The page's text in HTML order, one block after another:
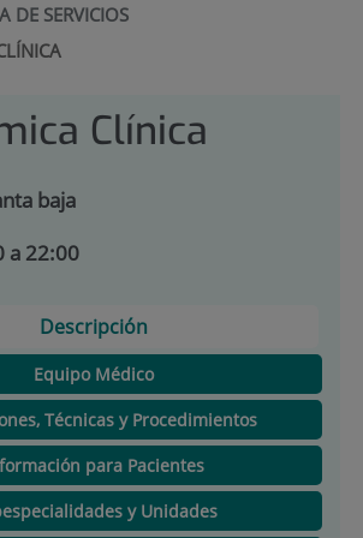
DE SERVICIOS
Clínica
baja
a 22:00
Descripción
Equipo Médico
Técnicas y Procedimientos
para Pacientes
y Unidades